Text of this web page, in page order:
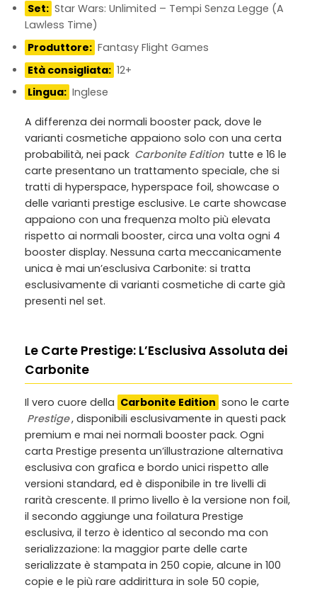
Set: Star Wars: Unlimited – Tempi Senza Legge (A
Lawless Time)
Produttore: Fantasy Flight Games
Età consigliata: 12+
Lingua: Inglese
A differenza dei normali booster pack, dove le
varianti cosmetiche appaiono solo con una certa
probabilità, nei pack Carbonite Edition tutte e 16 le
carte presentano un trattamento speciale, che si
tratti di hyperspace, hyperspace foil, showcase o
delle varianti prestige esclusive. Le carte showcase
appaiono con una frequenza molto più elevata
rispetto ai normali booster, circa una volta ogni 4
booster display. Nessuna carta meccanicamente
unica è mai un’esclusiva Carbonite: si tratta
esclusivamente di varianti cosmetiche di carte già
presenti nel set.
Le Carte Prestige: L’Esclusiva Assoluta dei
Carbonite
Il vero cuore della Carbonite Edition sono le carte
Prestige, disponibili esclusivamente in questi pack
premium e mai nei normali booster pack. Ogni
carta Prestige presenta un’illustrazione alternativa
esclusiva con grafica e bordo unici rispetto alle
versioni standard, ed è disponibile in tre livelli di
rarità crescente. Il primo livello è la versione non foil,
il secondo aggiunge una foilatura Prestige
esclusiva, il terzo è identico al secondo ma con
serializzazione: la maggior parte delle carte
serializzate è stampata in 250 copie, alcune in 100
copie e le più rare addirittura in sole 50 copie,